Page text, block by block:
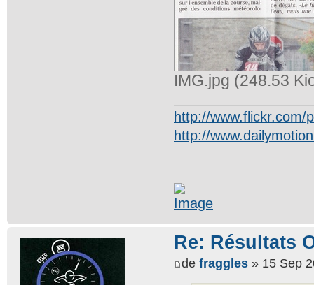
IMG.jpg (248.53
http://www.flickr.com/
http://
Re: Résultats
de fraggles » 15 Sep